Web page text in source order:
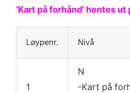
‘Kart på forhånd’ hentes
Løypenr. Nivå
1
N
-Kart på